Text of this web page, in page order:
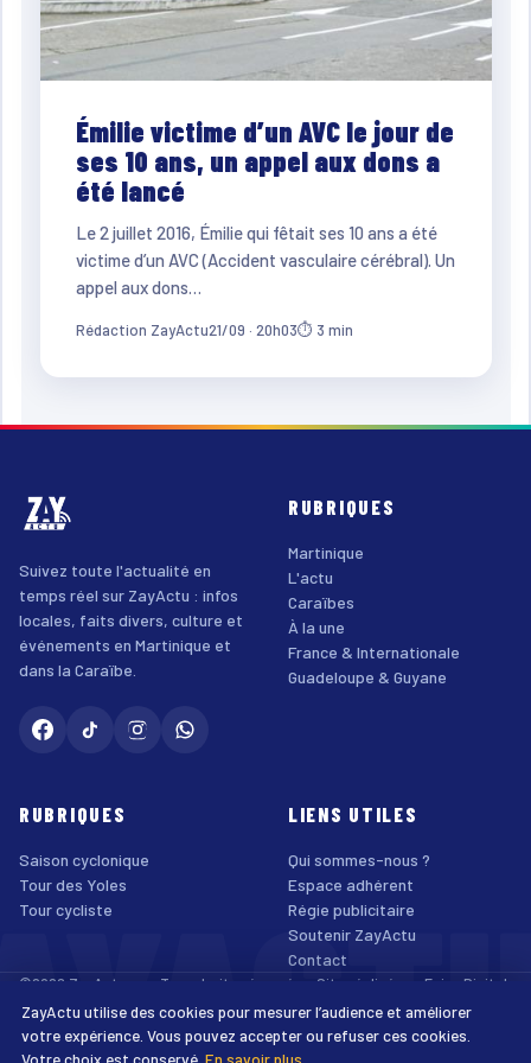
Émilie victime d’un AVC le jour de
ses 10 ans, un appel aux dons a
été lancé
Le 2 juillet 2016, Émilie qui fêtait ses 10 ans a été
victime d’un AVC (Accident vasculaire cérébral). Un
appel aux dons…
Rédaction ZayActu21/09 · 20h03⏱ 3 min
Suivez toute l'actualité en
temps réel sur ZayActu : infos
locales, faits divers, culture et
événements en Martinique et
dans la Caraïbe.
RUBRIQUES
Martinique
L'actu
Caraïbes
À la une
France & Internationale
Guadeloupe & Guyane
RUBRIQUES
Saison cyclonique
Tour des Yoles
Tour cycliste
LIENS UTILES
Qui sommes-nous ?
Espace adhérent
Régie publicitaire
Soutenir ZayActu
Contact
©2026 ZayActu.org. Tous droits réservés. · Site réalisé par Enjoy Digital
Agency
Mentions légales
Confidentialité Cookies Accessibilité
ZayActu utilise des cookies pour mesurer l’audience et améliorer
votre expérience. Vous pouvez accepter ou refuser ces cookies.
Votre choix est conservé. En savoir plus